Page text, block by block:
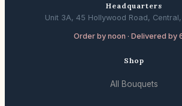
Headquarters
Unit 3A, 45 Hollywood Road,
Order by noon · Delivered by
Shop
All Bouquets